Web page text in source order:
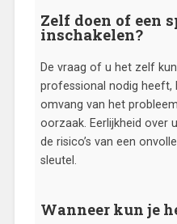
Zelf doen of een
inschakelen?
De vraag of u het zelf
professional nodig heeft,
omvang van het
oorzaak. Eerlijkheid over
de risico’s van een
sleutel.
Wanneer kun je